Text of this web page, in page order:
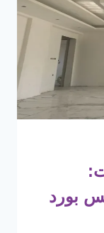
جبس بورد